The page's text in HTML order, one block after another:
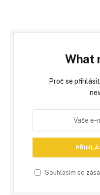
What
Proč se
Souhlasím se